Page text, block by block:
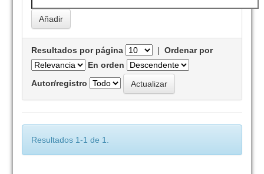
Resultados por página |Ordenar por
En orden
Autor/registro
Resultados 1-1 de 1.